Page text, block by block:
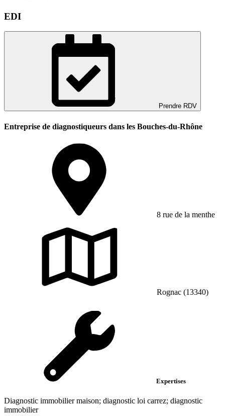
EDI
Prendre RDV
Entreprise de diagnostiqueurs dans les Bouches-du-Rhône
8 rue de la menthe
Rognac (13340)
Expertises
Diagnostic immobilier maison; diagnostic loi carrez; diagnostic
immobilier